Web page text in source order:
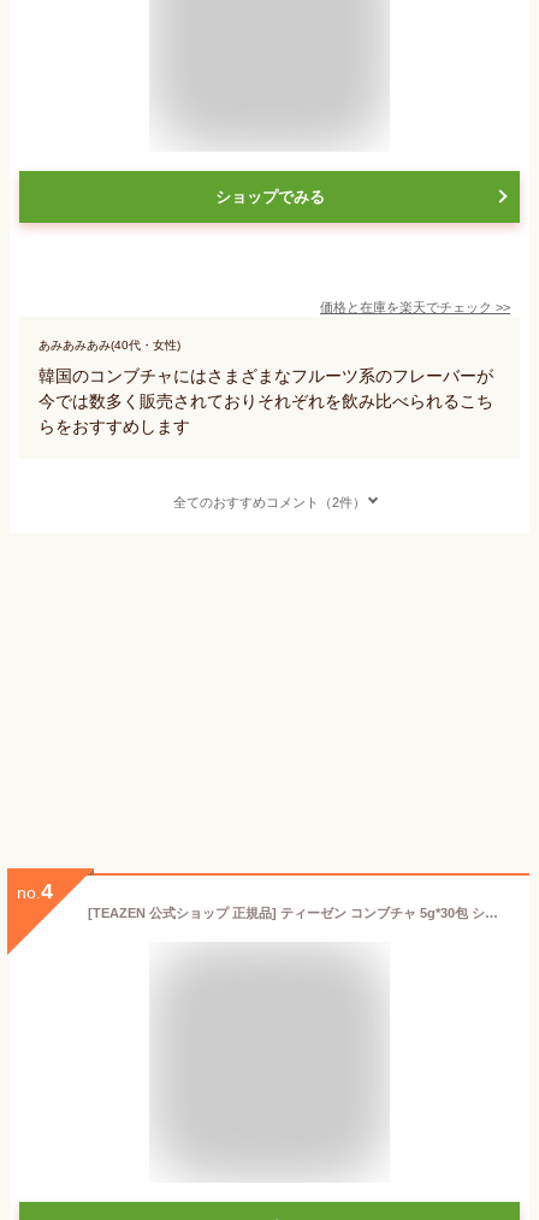
ショップでみる
価格と在庫を楽天でチェック >>
あみあみあみ(40代・女性)
韓国のコンブチャにはさまざまなフルーツ系のフレーバーが
今では数多く販売されておりそれぞれを飲み比べられるこち
らをおすすめします
全てのおすすめコメント（2件）
no. 4
[TEAZEN 公式ショップ 正規品] ティーゼン コンブチャ 5g*30包 シャインマスカット コンブチャ コンブ茶 酵素ドリンク 乳酸菌 韓国食品 健康飲料 送料無料